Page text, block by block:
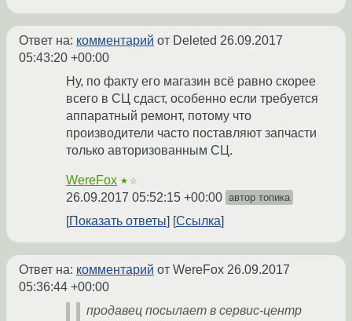
Ответ на: комментарий от Deleted 26.09.2017
05:43:20 +00:00
Ну, по факту его магазин всё равно скорее
всего в СЦ сдаст, особенно если требуется
аппаратный ремонт, потому что
производители часто поставляют запчасти
только авторизованным СЦ.
WereFox ★☆
26.09.2017 05:52:15 +00:00 автор топика
Показать ответы Ссылка
Ответ на: комментарий от WereFox 26.09.2017
05:36:44 +00:00
продавец посылает в сервис-центр